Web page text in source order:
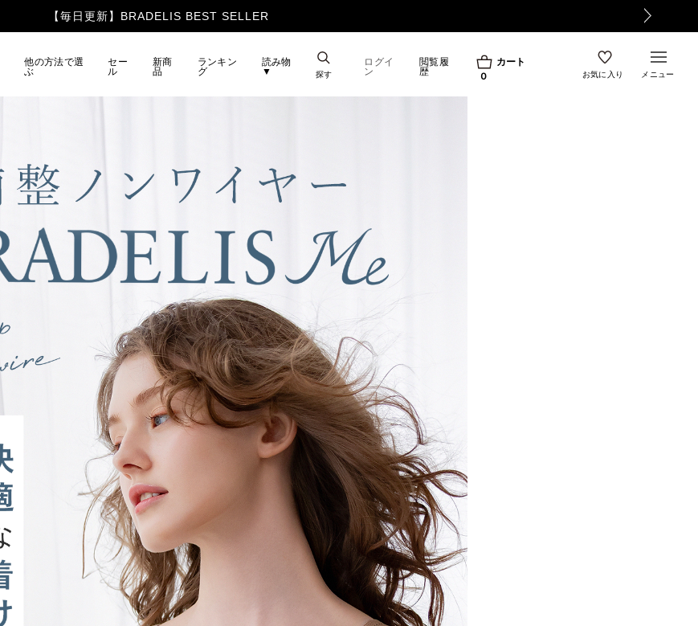
【500ポイント】LINE ID連携でプ
他の方法で選
ぶ
セー
ル
新商
品
ランキン
グ
読み物
▼
ログイ
ン
閲覧履
歴
カート
0
探す お気に入り メニュー